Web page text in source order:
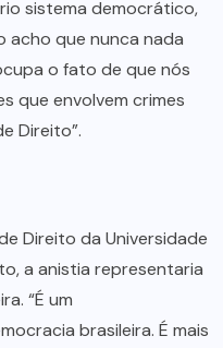
sistema democrático,
acho que nunca nada
o fato de que nós
que envolvem crimes
Direito”.
Direito da Universidade
a anistia representaria
“É um
brasileira. É mais